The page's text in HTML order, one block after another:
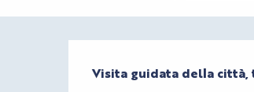
Visita guidata della città,